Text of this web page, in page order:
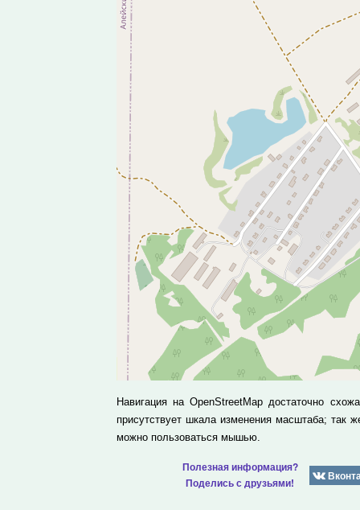
Навигация на OpenStreetMap достаточно
присутствует шкала изменения масштаба; так
можно пользоваться мышью.
Полезная информация?
Поделись с друзьями!